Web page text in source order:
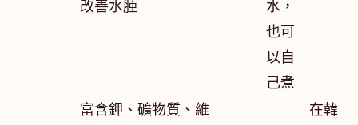
改善水腫
水，
也可
以自
己煮
富含鉀、礦物質、維
在韓